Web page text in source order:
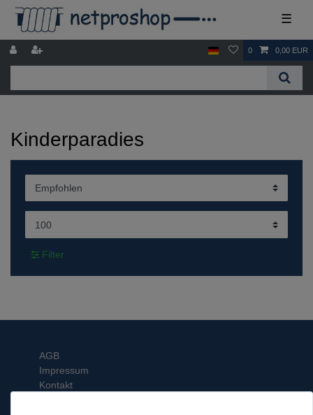
☰
0 0,00 EUR
Kinderparadies
Filter
AGB
Impressum
Kontakt